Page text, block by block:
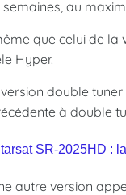
au
que celui de
Hyper.
double tuner
à double
SR-2025HD :
autre version